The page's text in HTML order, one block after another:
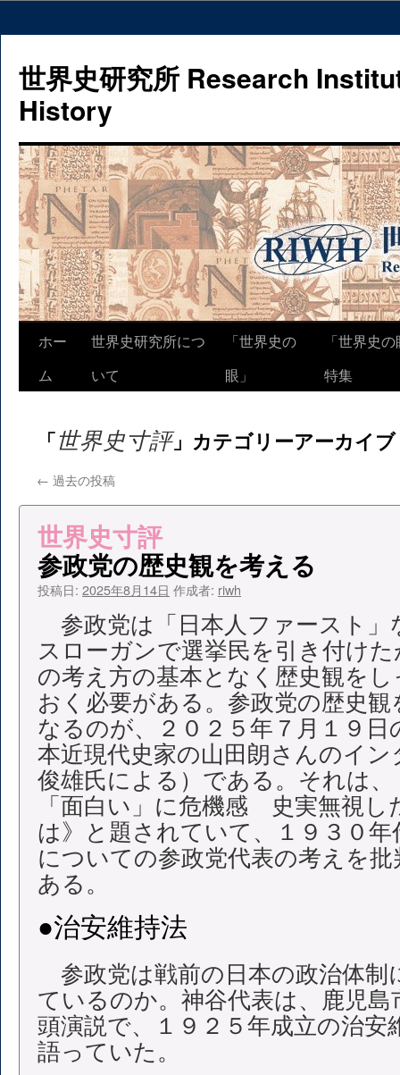
世界史研究所 Research
History
へ
ホー
ム
世界史研究所につ
いて
「世界史の
眼」
「世界史
特集
「世界史寸評」カテゴリーアーカイブ
← 過去の投稿
世界史寸評
参政党の歴史観を考える
投稿日: 2025年8月14日 作成者: riwh
参政党は「日本人ファースト」
スローガンで選挙民を引き付け
の考え方の基本となく歴史観を
おく必要がある。参政党の歴史
なるのが、２０２５年７月１９
本近現代史家の山田朗さんのイ
俊雄氏による）である。それは
「面白い」に危機感 史実無視し
は》と題されていて、１９３０
についての参政党代表の考えを
ある。
●治安維持法
参政党は戦前の日本の政治体制
ているのか。神谷代表は、鹿児島
頭演説で、１９２５年成立の治安
語っていた。